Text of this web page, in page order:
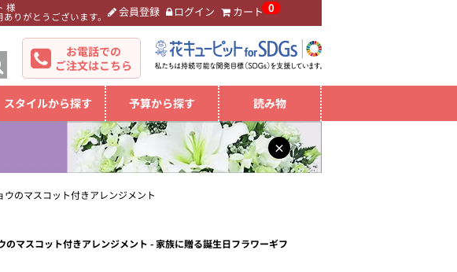
様
ありがとうございます。 会員登録 ログイン カート 0
お電話での
ご注文はこちら
スタイルから探す 予算から探す 読み物
×
ウのマスコット付きアレンジメント
のマスコット付きアレンジメント - 家族に贈る誕生日フラワーギフ